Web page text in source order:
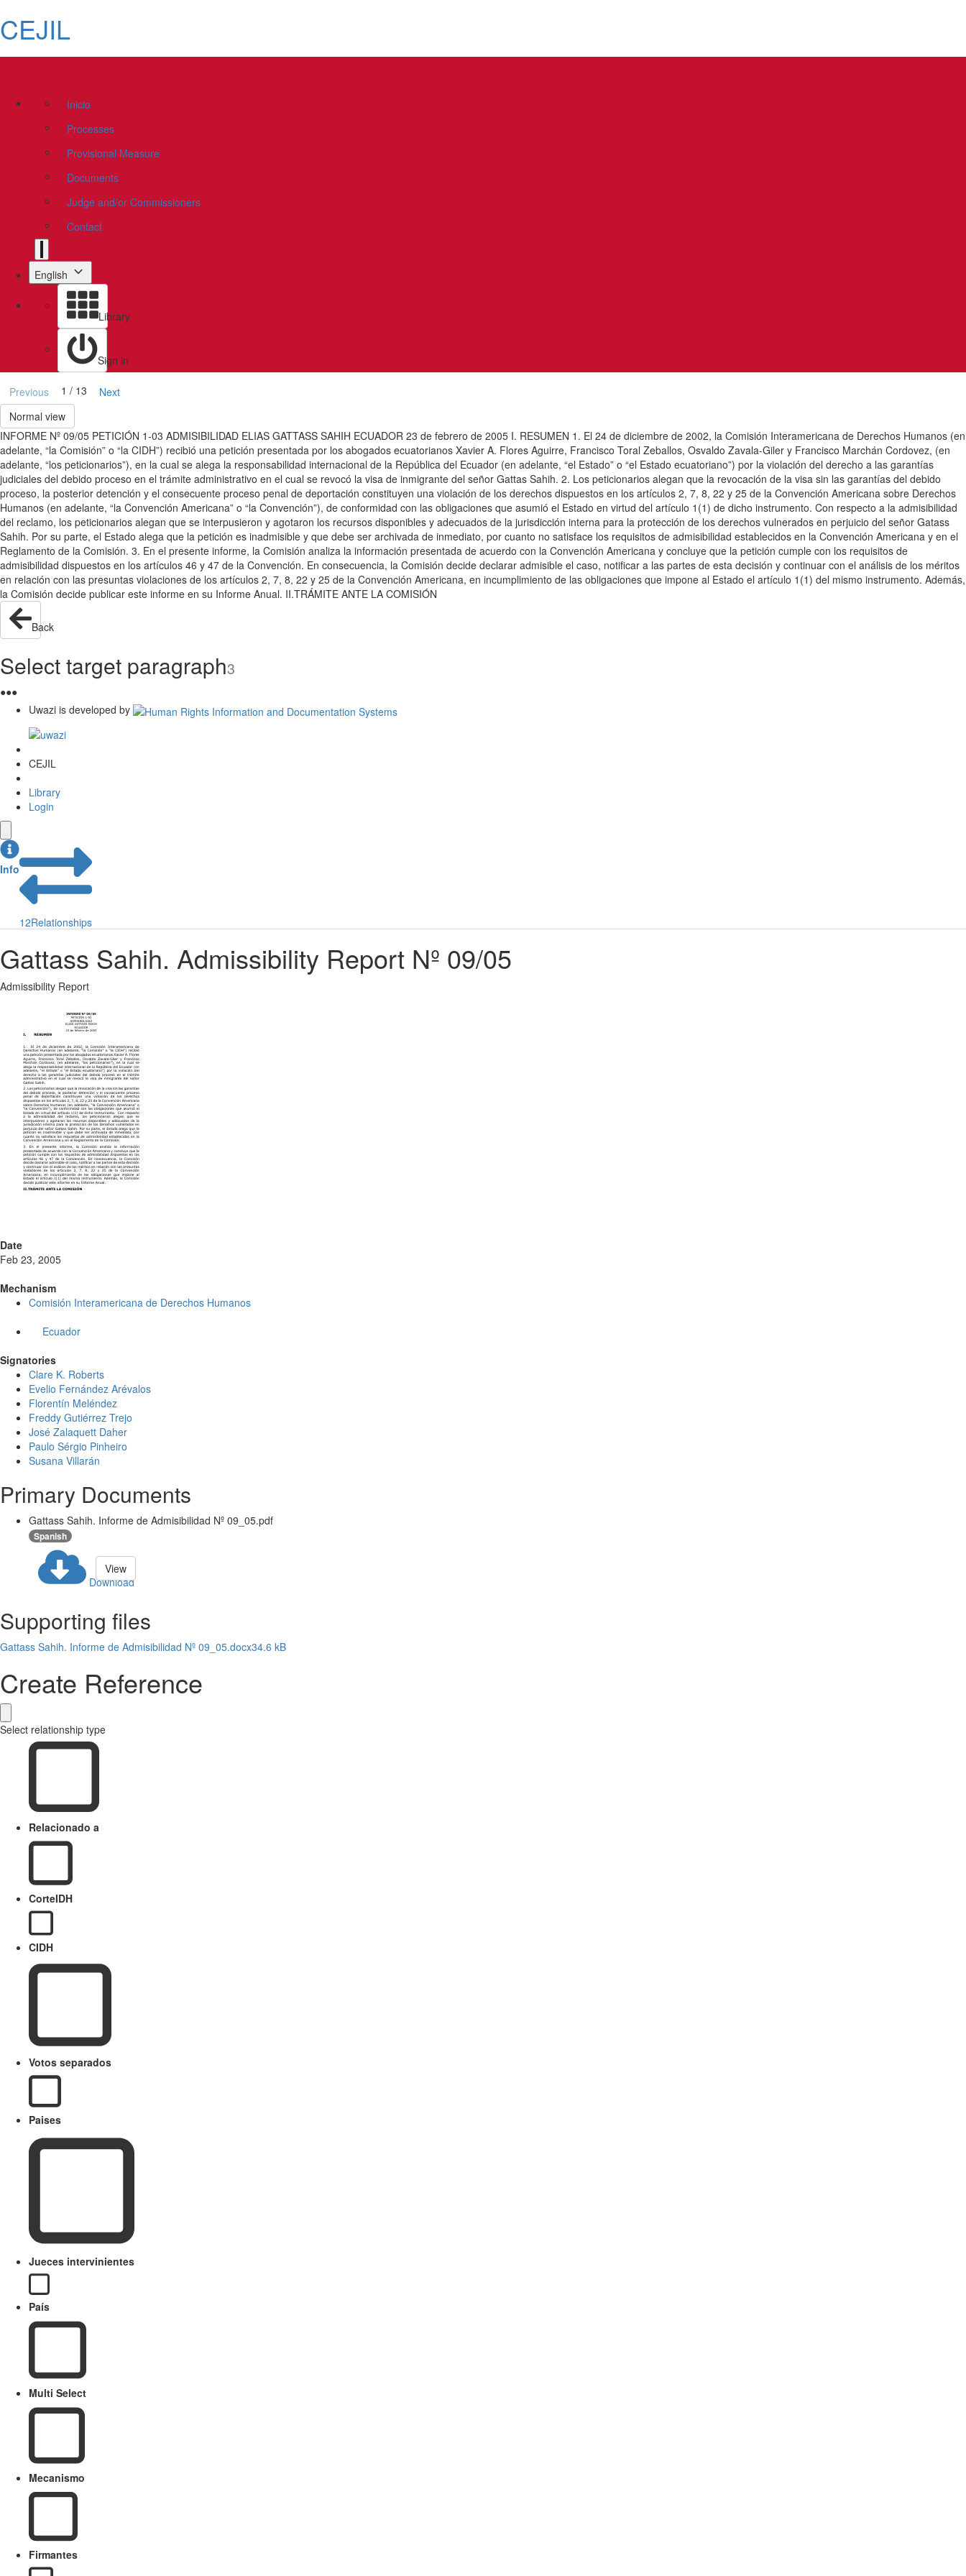
CEJIL
Inicio
Processes
Provisional Measure
Documents
Judge and/or Commissioners
Contact
English
Library
Sign in
Previous 1 / 13
Next
Normal view
INFORME Nº 09/05 PETICIÓN 1-03 ADMISIBILIDAD ELIAS GATTASS SAHIH ECUADOR 23 de febrero de 2005 I. RESUMEN 1. El 24 de diciembre de 2002, la Comisión Interamericana de Derechos Humanos (en
adelante, “la Comisión” o “la CIDH”) recibió una petición presentada por los abogados ecuatorianos Xavier A. Flores Aguirre, Francisco Toral Zeballos, Osvaldo Zavala-Giler y Francisco Marchán Cordovez, (en
adelante, “los peticionarios”), en la cual se alega la responsabilidad internacional de la República del Ecuador (en adelante, “el Estado” o “el Estado ecuatoriano”) por la violación del derecho a las garantías
judiciales del debido proceso en el trámite administrativo en el cual se revocó la visa de inmigrante del señor Gattas Sahih. 2. Los peticionarios alegan que la revocación de la visa sin las garantías del debido
proceso, la posterior detención y el consecuente proceso penal de deportación constituyen una violación de los derechos dispuestos en los artículos 2, 7, 8, 22 y 25 de la Convención Americana sobre Derechos
Humanos (en adelante, “la Convención Americana” o “la Convención”), de conformidad con las obligaciones que asumió el Estado en virtud del artículo 1(1) de dicho instrumento. Con respecto a la admisibilidad
del reclamo, los peticionarios alegan que se interpusieron y agotaron los recursos disponibles y adecuados de la jurisdicción interna para la protección de los derechos vulnerados en perjuicio del señor Gatass
Sahih. Por su parte, el Estado alega que la petición es inadmisible y que debe ser archivada de inmediato, por cuanto no satisface los requisitos de admisibilidad establecidos en la Convención Americana y en el
Reglamento de la Comisión. 3. En el presente informe, la Comisión analiza la información presentada de acuerdo con la Convención Americana y concluye que la petición cumple con los requisitos de
admisibilidad dispuestos en los artículos 46 y 47 de la Convención. En consecuencia, la Comisión decide declarar admisible el caso, notificar a las partes de esta decisión y continuar con el análisis de los méritos
en relación con las presuntas violaciones de los artículos 2, 7, 8, 22 y 25 de la Convención Americana, en incumplimiento de las obligaciones que impone al Estado el artículo 1(1) del mismo instrumento. Además,
la Comisión decide publicar este informe en su Informe Anual. II.TRÁMITE ANTE LA COMISIÓN
Back
Select target paragraph3
●●●
Uwazi is developed by
CEJIL
Library
Login
Info
12Relationships
Gattass Sahih. Admissibility Report Nº 09/05
Admissibility Report
Date
Feb 23, 2005
Mechanism
Comisión Interamericana de Derechos Humanos
Ecuador
Signatories
Clare K. Roberts
Evelio Fernández Arévalos
Florentín Meléndez
Freddy Gutiérrez Trejo
José Zalaquett Daher
Paulo Sérgio Pinheiro
Susana Villarán
Primary Documents
Gattass Sahih. Informe de Admisibilidad Nº 09_05.pdf
Spanish
Download
View
Supporting files
Gattass Sahih. Informe de Admisibilidad Nº 09_05.docx34.6 kB
Create Reference
Select relationship type
Relacionado a
CorteIDH
CIDH
Votos separados
Paises
Jueces intervinientes
País
Multi Select
Mecanismo
Firmantes